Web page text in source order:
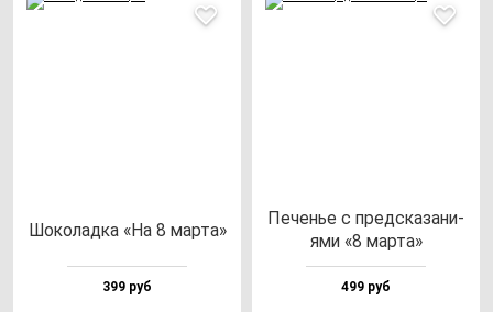
Шоко­лад­ка «На 8 мар­та»
399 руб
Печенье с пред­ска­за­ни­
ями «8 мар­та»
499 руб